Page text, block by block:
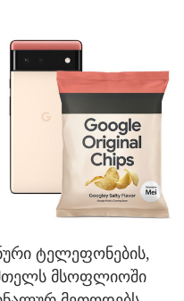
ტელეფონების,
მთელს მსოფლიოში